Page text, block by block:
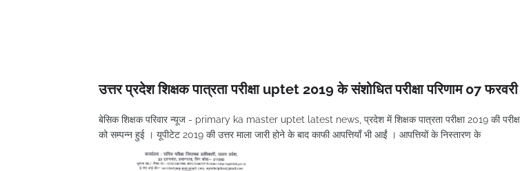
उत्तर प्रदेश शिक्षक पात्रता परीक्षा uptet 2019 के संशोधित परीक्षा परिणाम 07
बेसिक शिक्षक परिवार न्यूज - primary ka master uptet latest news, प्रदेश में शिक्षक पात्रता परीक्षा 2019 की
को सम्पन्न हुई । यूपीटेट 2019 की उत्तर माला जारी होने के बाद काफी आपत्तियाँ भी आईं । आपत्तियों के निस्तारण के